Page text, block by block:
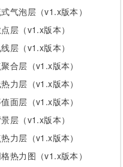
气泡层（v1.x版本）
层（v1.x版本）
层（v1.x版本）
合层（v1.x版本）
力层（v1.x版本）
面层（v1.x版本）
层（v1.x版本）
力层（v1.x版本）
热力图（v1.x版本）